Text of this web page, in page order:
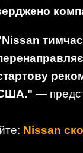
—
Nissan